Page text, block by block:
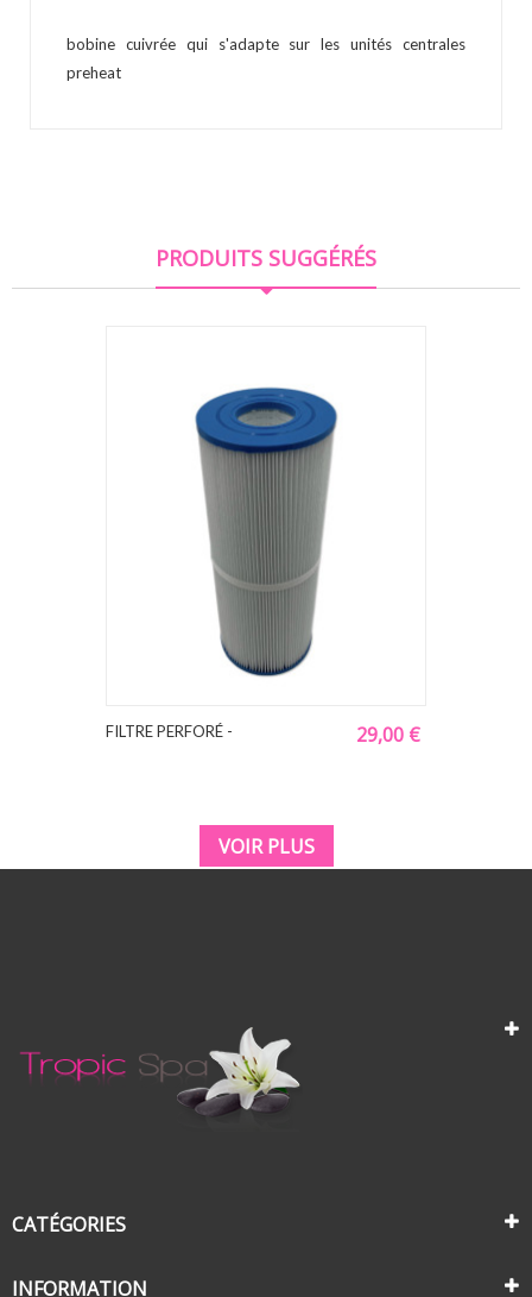
bobine cuivrée qui s'adapte sur les unités centrales
preheat
PRODUITS SUGGÉRÉS
FILTRE PERFORÉ - 29,00 €
VOIR PLUS
CATÉGORIES
INFORMATION